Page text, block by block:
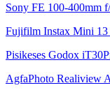
Sony FE 100-400mm
Fujifilm Instax Mini 13
Pisikeses Godox
AgfaPhoto Realiview